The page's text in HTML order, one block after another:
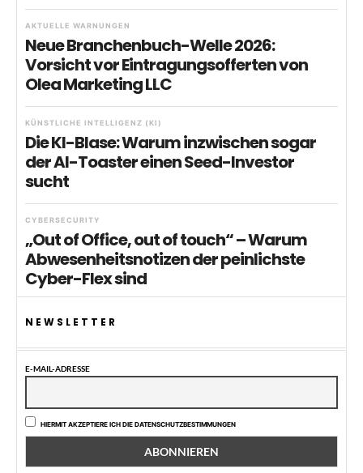
AKTUELLE WARNUNGEN
Neue Branchenbuch-Welle 2026:
Vorsicht vor Eintragungsofferten von
Olea Marketing LLC
KÜNSTLICHE INTELLIGENZ (KI)
Die KI-Blase: Warum inzwischen sogar
der AI-Toaster einen Seed-Investor
sucht
CYBERSECURITY
„Out of Office, out of touch“ – Warum
Abwesenheitsnotizen der peinlichste
Cyber-Flex sind
NEWSLETTER
E-MAIL-ADRESSE
HIERMIT AKZEPTIERE ICH DIE DATENSCHUTZBESTIMMUNGEN